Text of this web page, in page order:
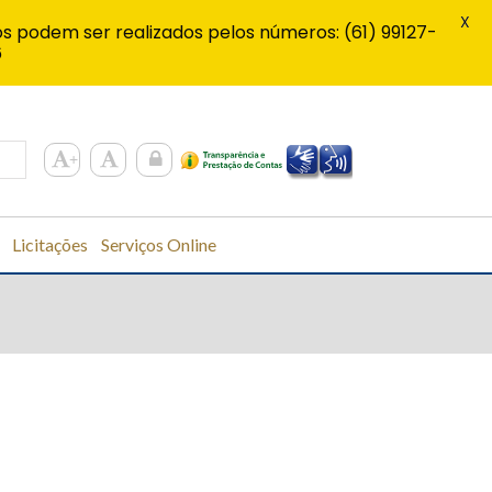
Licitações Serviços Online
ser realizados pelos números: (61) 99127-
X